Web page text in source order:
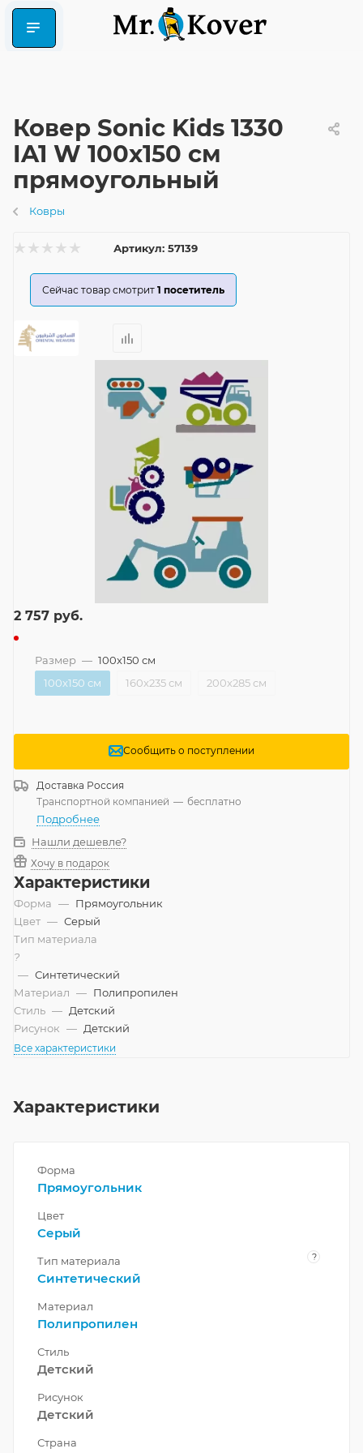
Ковер Sonic Kids 1330
IA1 W 100x150 см
прямоугольный
Ковры
Артикул: 57139
Сейчас товар смотрит 1 посетитель
2 757 руб.
Размер — 100x150 см
100x150 см
160x235 см 200x285 см
Сообщить о поступлении
Доставка Россия
Транспортной компанией — бесплатно
Подробнее
Нашли дешевле?
Хочу в подарок
Характеристики
Форма — Прямоугольник
Цвет — Серый
Тип материала
?
— Синтетический
Материал — Полипропилен
Стиль — Детский
Рисунок — Детский
Все характеристики
Характеристики
Форма
Прямоугольник
Цвет
Серый
Тип материала ?
Синтетический
Материал
Полипропилен
Стиль
Детский
Рисунок
Детский
Страна